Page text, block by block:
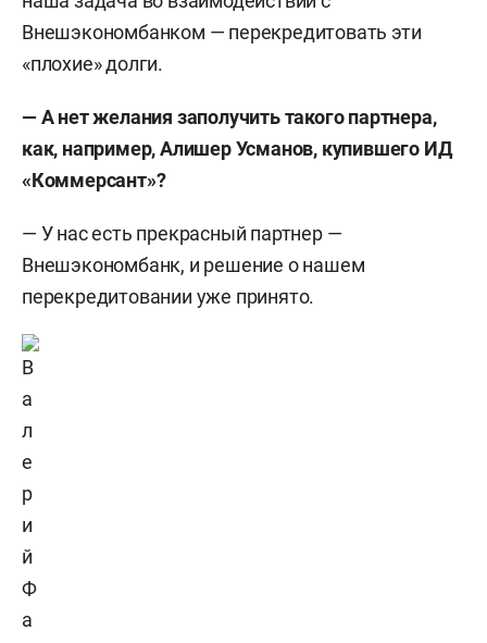
Внешэкономбанком — перекредитовать эти
«плохие» долги.
— А нет желания заполучить такого партнера,
как, например, Алишер Усманов, купившего ИД
«Коммерсант»?
— У нас есть прекрасный партнер —
Внешэкономбанк, и решение о нашем
перекредитовании уже принято.